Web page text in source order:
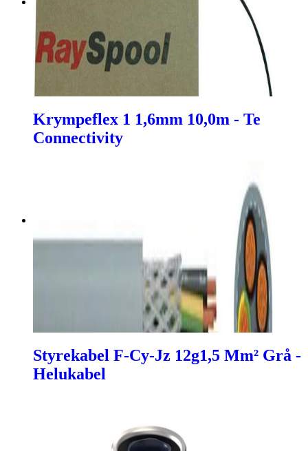
Krympeflex 1 1,6mm 10,0m - Te
Connectivity
Styrekabel F-Cy-Jz 12g1,5 Mm² Grå -
Helukabel